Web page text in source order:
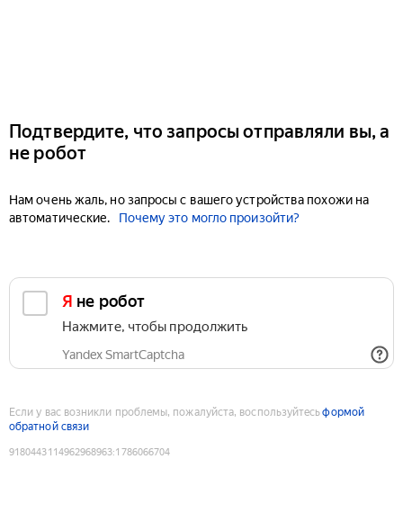
Подтвердите, что запросы отправляли вы, а
не робот
Нам очень жаль, но запросы с вашего устройства похожи на
автоматические.
Почему это могло произойти?
Я не робот
Нажмите, чтобы продолжить
Yandex SmartCaptcha
Если у вас возникли проблемы, пожалуйста, воспользуйтесьформой
обратной связи
9180443114962968963:1786066704